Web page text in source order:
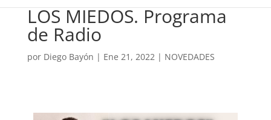
LOS MIEDOS. Programa
de Radio
por Diego Bayón | Ene 21, 2022| NOVEDADES